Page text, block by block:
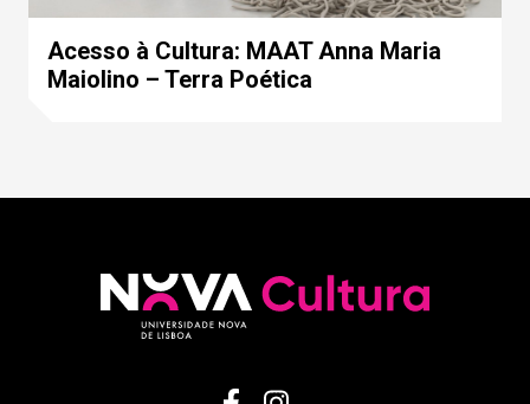
Acesso à Cultura: MAAT Anna Maria
Maiolino – Terra Poética